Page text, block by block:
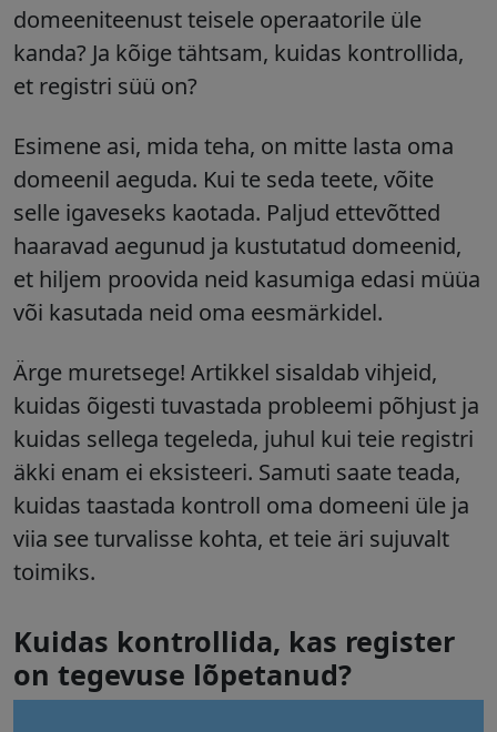
domeeniteenust teisele operaatorile üle
kanda? Ja kõige tähtsam, kuidas kontrollida,
et registri süü on?
Esimene asi, mida teha, on mitte lasta oma
domeenil aeguda. Kui te seda teete, võite
selle igaveseks kaotada. Paljud ettevõtted
haaravad aegunud ja kustutatud domeenid,
et hiljem proovida neid kasumiga edasi müüa
või kasutada neid oma eesmärkidel.
Ärge muretsege! Artikkel sisaldab vihjeid,
kuidas õigesti tuvastada probleemi põhjust ja
kuidas sellega tegeleda, juhul kui teie registri
äkki enam ei eksisteeri. Samuti saate teada,
kuidas taastada kontroll oma domeeni üle ja
viia see turvalisse kohta, et teie äri sujuvalt
toimiks.
Kuidas kontrollida, kas register
on tegevuse lõpetanud?